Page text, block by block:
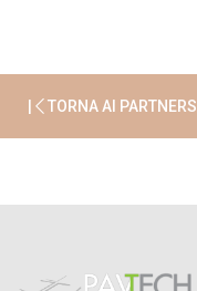
TORNA AI PARTNERS